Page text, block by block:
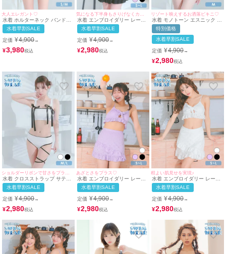
大人エレガント♡
水着 ホルターネック バンドゥ
フラワーコサージュ モノトー
ン ギャル ビキニ (ベージュ×ブ
ラック/聖菜着用)
水着早割SALE
定価 ¥4,900→
¥3,980
水着 エンブロイダリー レース
カットアウト リボン ビスチェ
体型カバー フリル ラップスカ
ート 韓国風 ガーリー タンキニ
(ブラック/雨宮由乙花着用)
水着早割SALE
定価 ¥4,900→
¥2,980
リゾート映えするお洒落ビキニ♡
水着 モノトーン エスニック ニ
ット ビスチェ ギャル ビキニ
(アイボリー×ブラック/雨宮由
乙花着用)
特別価格
水着早割SALE
定価 ¥4,900→
¥2,980
水着 クロスストラップ サテン
リボンパイピング ビスチェ ギ
ャル ビキニ (ホワイト/聖菜着
用)
水着早割SALE
定価 ¥4,900→
¥2,980
あざとさをプラス♡
水着 エンブロイダリー レース
カットアウト リボン ビスチェ
体型カバー フリル ラップスカ
ート 韓国風 ガーリー タンキニ
(ラベンダー/上ノ堀結愛着用)
水着早割SALE
定価 ¥4,900→
¥2,980
程よい肌見せを実現♪
水着 エンブロイダリー レース
カットアウト リボン ビスチェ
体型カバー フリル ラップスカ
ート 韓国風 ガーリー タンキニ
(ホワイト/MIYABI着用)
水着早割SALE
定価 ¥4,900→
¥2,980